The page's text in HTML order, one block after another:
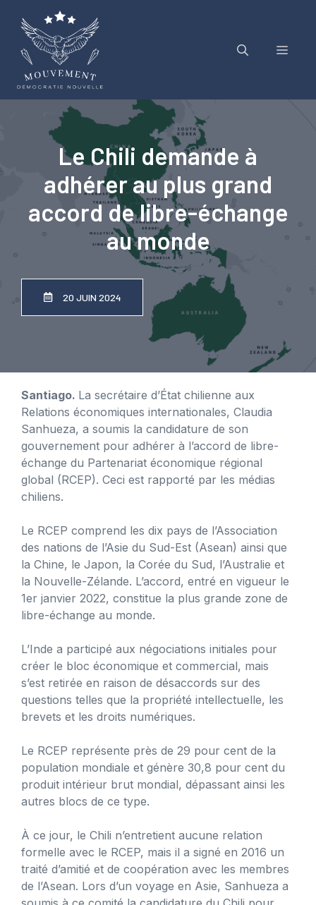
contenu
Menu
Le Chili demande à
adhérer au plus grand
accord de libre-échange
au monde
20 JUIN 2024
Santiago. La secrétaire d’État chilienne aux
Relations économiques internationales, Claudia
Sanhueza, a soumis la candidature de son
gouvernement pour adhérer à l’accord de libre-
échange du Partenariat économique régional
global (RCEP). Ceci est rapporté par les médias
chiliens.
Le RCEP comprend les dix pays de l’Association
des nations de l’Asie du Sud-Est (Asean) ainsi que
la Chine, le Japon, la Corée du Sud, l’Australie et
la Nouvelle-Zélande. L’accord, entré en vigueur le
1er janvier 2022, constitue la plus grande zone de
libre-échange au monde.
L’Inde a participé aux négociations initiales pour
créer le bloc économique et commercial, mais
s’est retirée en raison de désaccords sur des
questions telles que la propriété intellectuelle, les
brevets et les droits numériques.
Le RCEP représente près de 29 pour cent de la
population mondiale et génère 30,8 pour cent du
produit intérieur brut mondial, dépassant ainsi les
autres blocs de ce type.
À ce jour, le Chili n’entretient aucune relation
formelle avec le RCEP, mais il a signé en 2016 un
traité d’amitié et de coopération avec les membres
de l’Asean. Lors d’un voyage en Asie, Sanhueza a